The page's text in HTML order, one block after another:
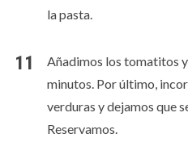
la pasta.
Añadimos los tomatitos
minutos. Por último,
verduras y dejamos que
Reservamos.